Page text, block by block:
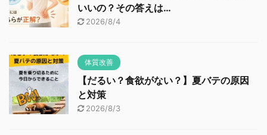
いいの？その答えは…
2026/8/4
体質改善
【だるい？食欲がない？】夏バテの原因
と対策
2026/8/3